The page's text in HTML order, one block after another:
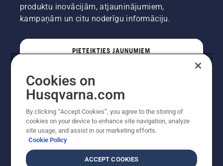
produktu inovācijām, atjauninājumiem,
kampaņām un citu noderīgu informāciju.
PIETEIKTIES JAUNUMIEM
Cookies on
Husqvarna.com
By clicking “Accept Cookies”, you agree to the storing of
cookies on your device to enhance site navigation, analyze
site usage, and assist in our marketing efforts.
Cookie Policy
ACCEPT COOKIES